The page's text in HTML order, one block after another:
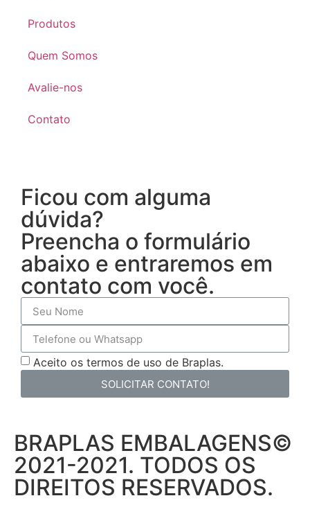
Produtos
Quem Somos
Avalie-nos
Contato
Ficou com alguma
dúvida?
Preencha o formulário
abaixo e entraremos em
contato com você.
Aceito os termos de uso de Braplas.
SOLICITAR CONTATO!
BRAPLAS EMBALAGENS©
2021-2021. TODOS OS
DIREITOS RESERVADOS.